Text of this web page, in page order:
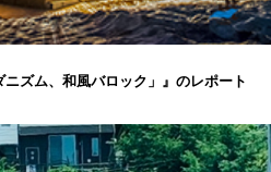
ニズム、和風バロック」』のレポート